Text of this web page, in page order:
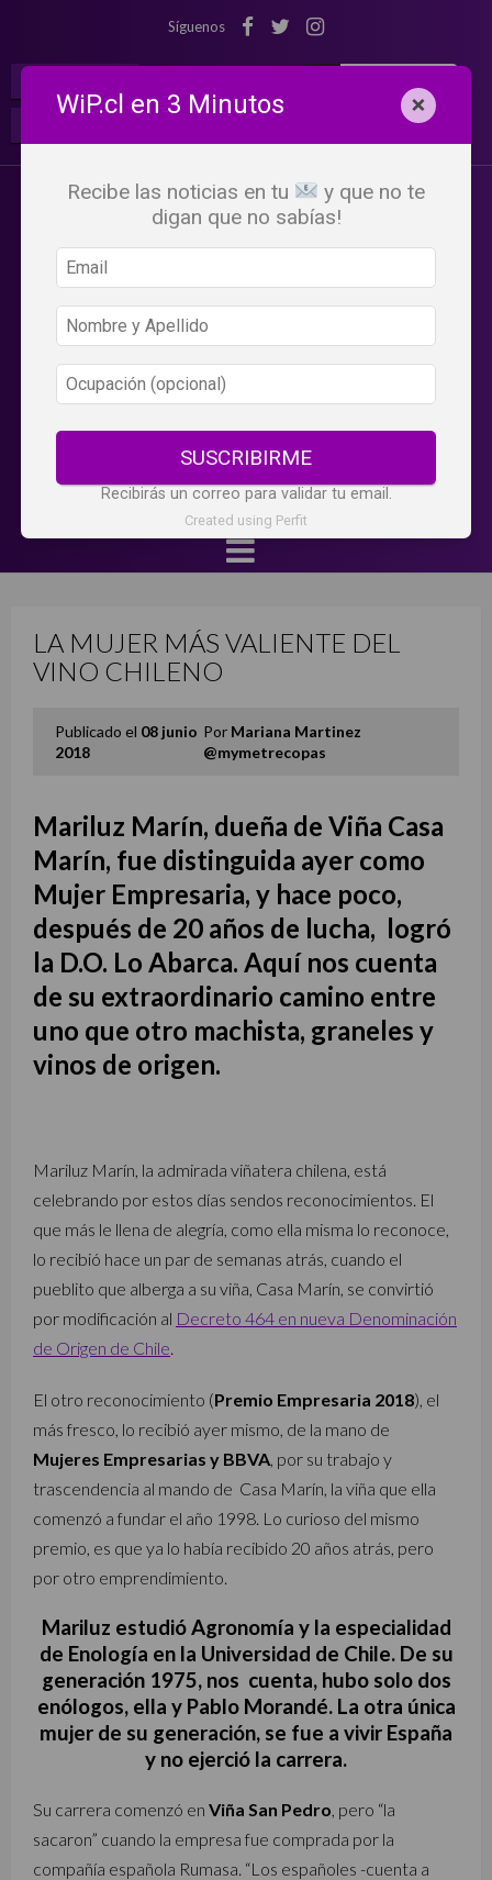
Síguenos
LA MUJER MÁS VALIENTE DEL
VINO CHILENO
Publicado el 08 junio
2018
Por Mariana Martinez
@mymetrecopas
Mariluz Marín, dueña de Viña Casa
Marín, fue distinguida ayer como
Mujer Empresaria, y hace poco,
después de 20 años de lucha, logró
la D.O. Lo Abarca. Aquí nos cuenta
de su extraordinario camino entre
uno que otro machista, graneles y
vinos de origen.
Mariluz Marín, la admirada viñatera chilena, está
celebrando por estos días sendos reconocimientos. El
que más le llena de alegría, como ella misma lo reconoce,
lo recibió hace un par de semanas atrás, cuando el
pueblito que alberga a su viña, Casa Marín, se convirtió
por modificación al Decreto 464 en nueva Denominación
de Origen de Chile
El otro reconocimiento (Premio Empresaria 2018), el
más fresco, lo recibió ayer mismo, de la mano de
Mujeres Empresarias y BBVA , por su trabajo y
trascendencia al mando de Casa Marín, la viña que ella
comenzó a fundar el año 1998. Lo curioso del mismo
premio, es que ya lo había recibido 20 años atrás, pero
por otro emprendimiento.
Mariluz estudió Agronomía y la especialidad
de Enología en la Universidad de Chile. De su
generación 1975, nos cuenta, hubo solo dos
enólogos, ella y Pablo Morandé. La otra única
mujer de su generación, se fue a vivir España
y no ejerció la carrera.
Su carrera comenzó en Viña San Pedro , pero “la
sacaron” cuando la empresa fue comprada por la
compañía española Rumasa. “Los españoles -cuenta a
WiP.cl en 3 Minutos ×
Recibe las noticias en tu
y que no te
digan que no sabías!
SUSCRIBIRME
Recibirás un correo para validar tu email.
Created using Perfit